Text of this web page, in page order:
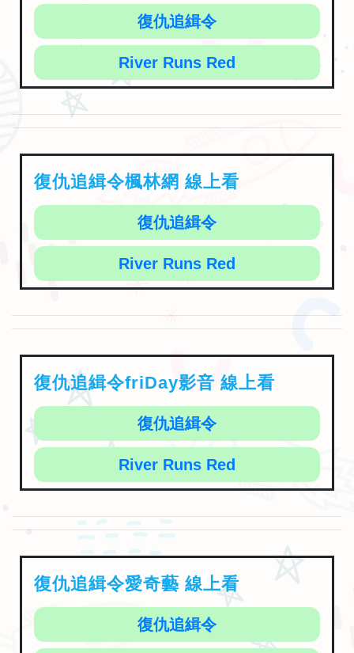
復仇追緝令
River Runs Red
復仇追緝令楓林網 線上看
復仇追緝令
River Runs Red
復仇追緝令friDay影音 線上看
復仇追緝令
River Runs Red
復仇追緝令愛奇藝 線上看
復仇追緝令